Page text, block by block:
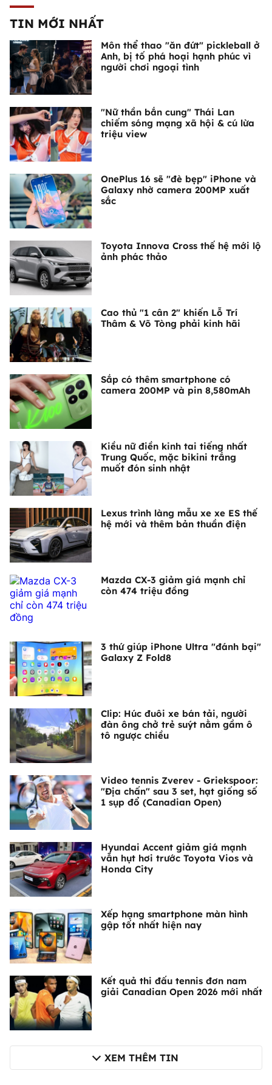
TIN MỚI NHẤT
Môn thể thao "ăn đứt" pickleball ở
Anh, bị tố phá hoại hạnh phúc vì
người chơi ngoại tình
"Nữ thần bắn cung" Thái Lan
chiếm sóng mạng xã hội & cú lừa
triệu view
OnePlus 16 sẽ "đè bẹp" iPhone và
Galaxy nhờ camera 200MP xuất
sắc
Toyota Innova Cross thế hệ mới lộ
ảnh phác thảo
Cao thủ "1 cân 2" khiến Lỗ Trí
Thâm & Võ Tòng phải kinh hãi
Sắp có thêm smartphone có
camera 200MP và pin 8,580mAh
Kiều nữ điền kinh tai tiếng nhất
Trung Quốc, mặc bikini trắng
muốt đón sinh nhật
Lexus trình làng mẫu xe xe ES thế
hệ mới và thêm bản thuần điện
Mazda CX-3 giảm giá mạnh chỉ
còn 474 triệu đồng
3 thứ giúp iPhone Ultra "đánh bại"
Galaxy Z Fold8
Clip: Húc đuôi xe bán tải, người
đàn ông chở trẻ suýt nằm gầm ô
tô ngược chiều
Video tennis Zverev - Griekspoor:
"Địa chấn" sau 3 set, hạt giống số
1 sụp đổ (Canadian Open)
Hyundai Accent giảm giá mạnh
vẫn hụt hơi trước Toyota Vios và
Honda City
Xếp hạng smartphone màn hình
gập tốt nhất hiện nay
Kết quả thi đấu tennis đơn nam
giải Canadian Open 2026 mới nhất
XEM THÊM TIN